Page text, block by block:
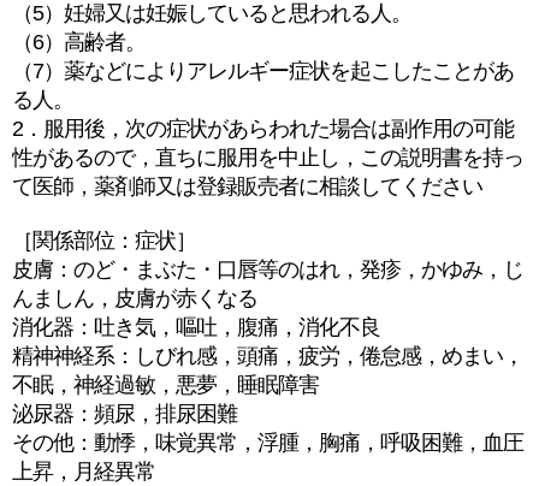
（5）妊婦又は妊娠していると思われる人。
（6）高齢者。
（7）薬などによりアレルギー症状を起こしたことがあ
る人。
2．服用後，次の症状があらわれた場合は副作用の可能
性があるので，直ちに服用を中止し，この説明書を持っ
て医師，薬剤師又は登録販売者に相談してください
［関係部位：症状］
皮膚：のど・まぶた・口唇等のはれ，発疹，かゆみ，じ
んましん，皮膚が赤くなる
消化器：吐き気，嘔吐，腹痛，消化不良
精神神経系：しびれ感，頭痛，疲労，倦怠感，めまい，
不眠，神経過敏，悪夢，睡眠障害
泌尿器：頻尿，排尿困難
その他：動悸，味覚異常，浮腫，胸痛，呼吸困難，血圧
上昇，月経異常